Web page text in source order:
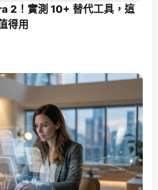
2！實測 10+ 替代工具，這
得用